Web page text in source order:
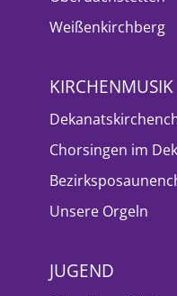
Weißenkirchberg
KIRCHENMUSIK
Chorsingen im
Unsere Orgeln
JUGEND